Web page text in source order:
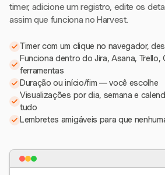
timer, adicione um registro, edite os
assim que funciona no Harvest.
Timer com um clique no navegador,
Funciona dentro do Jira, Asana, Trello,
ferramentas
Duração ou início/fim — você escolhe
Visualizações por dia, semana e
tudo
Lembretes amigáveis para que